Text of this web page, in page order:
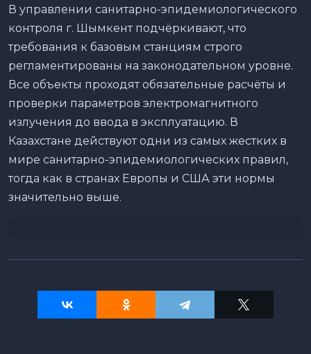
В управлении санитарно-эпидемиологического
контроля г. Шымкент подчёркивают, что
требования к базовым станциям строго
регламентированы на законодательном уровне.
Все объекты проходят обязательные расчёты и
проверки параметров электромагнитного
излучения до ввода в эксплуатацию. В
Казахстане действуют одни из самых жестких в
мире санитарно-эпидемиологических правил,
тогда как в странах Европы и США эти нормы
значительно выше.